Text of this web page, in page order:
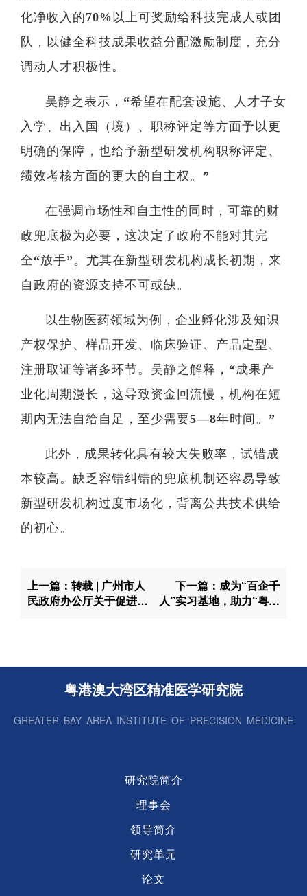
化净收入的70%以上可奖励给科技完成人或团
队，以健全科技成果收益分配激励制度，充分
调动人才积极性。
吴静之表示，“希望在配套设施、人才子女
入学、出入国（境）、职称评定等方面予以更
明确的保障，也给予新型研发机构职称评定、
绩效考核方面的更大的自主权。”
在强调市场性和自主性的同时，可靠的财
政兜底极为必要，这决定了政府不能对其完
全“放手”。尤其在新型研发机构成长初期，来
自政府的资源支持不可或缺。
以生物医药领域为例，企业孵化涉及知识
产权保护、样品开发、临床验证、产品定型、
注册取证等诸多环节。吴静之解释，“成果产
业化周期漫长，这导致资金回流慢，机构在短
期内无法自给自足，至少需要5—8年时间。”
此外，成果转化具有较大失败率，试错成
本较高。缺乏容错纠错的兜底机制还容易导致
新型研发机构过度市场化，背离公共技术供给
的初心。
上一篇：转载 | 广州市人
民政府办公厅关于促进新
下一篇：成为“百企千
人”实习基地，助力“粤港
粤港澳大湾区精准医学研究院
GREATER BAY AREA INSTITUTE OF PRECISION MEDICINE
研究院简介
理事会
领导简介
研究单元
论文